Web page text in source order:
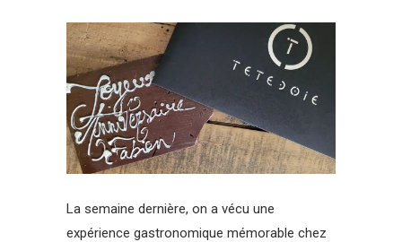
La semaine dernière, on a vécu une
expérience gastronomique mémorable chez